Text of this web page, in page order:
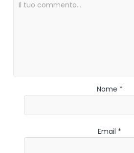
Nome *
Email *